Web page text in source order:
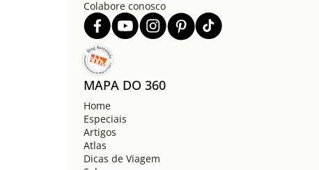
Colabore conosco
MAPA DO 360
Home
Especiais
Artigos
Atlas
Dicas de Viagem